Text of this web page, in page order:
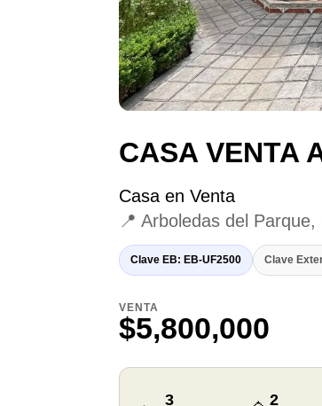
CASA VENTA
Casa en Venta
📍 Arboledas del
Clave EB: EB-UF2500 Clave
VENTA
$5,800,000
3 2